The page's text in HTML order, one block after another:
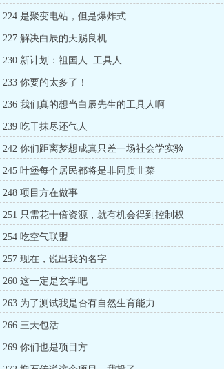
224 是聚变电站，但是爆炸式
227 解决白辰的天赐良机
230 新计划：祖国人=工具人
233 你要的太多了！
236 我们真的想当白辰先生的工具人啊
239 吃干抹尽还气人
242 你们距离梦想成真只差一场社会学实验
245 叶堡每个居民都将是非同质韭菜
248 项目方在做事
251 只需花十倍资源，就有机会得到控制权
254 吃空气联盟
257 现在，说出我的名字
260 这一定是玄学吧
263 为了测试我是否有自然生育能力
266 三天包活
269 你们也是项目方